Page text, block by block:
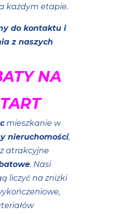
każdym etapie.
do kontaktu i
z naszych
NA
mieszkanie w
nieruchomości,
atrakcyjne
. Nasi
liczyć na zniżki